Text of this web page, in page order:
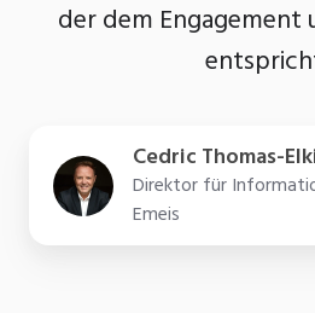
der dem Engagement
Cedric Thomas-
Direktor für
Emeis